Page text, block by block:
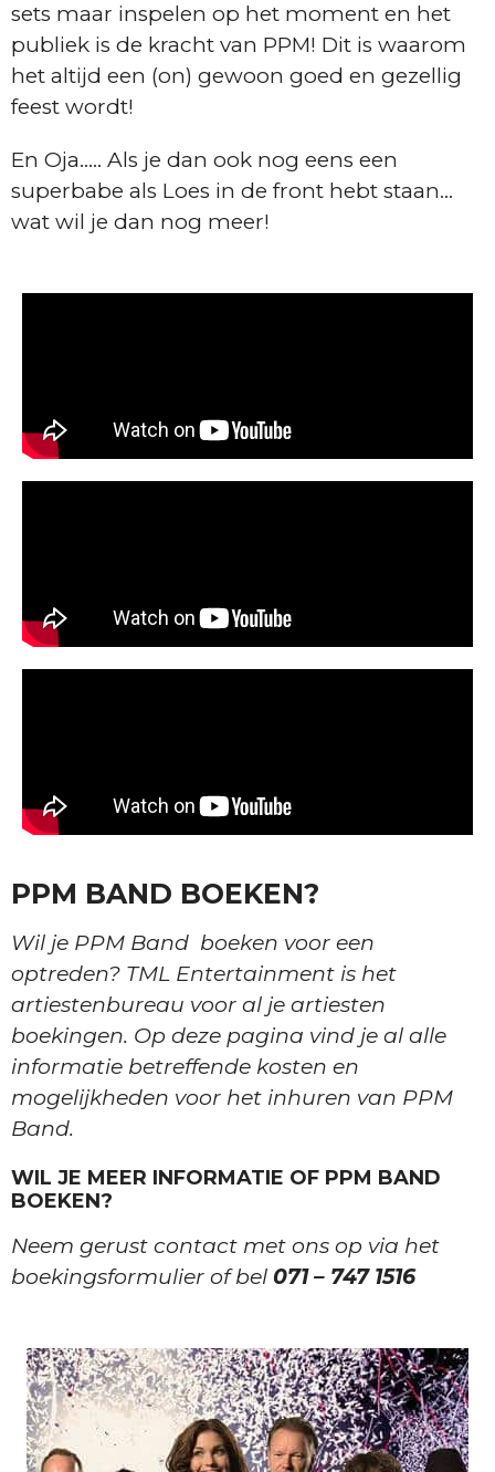
sets maar inspelen op het moment en het
publiek is de kracht van PPM! Dit is waarom
het altijd een (on) gewoon goed en gezellig
feest wordt!
En Oja….. Als je dan ook nog eens een
superbabe als Loes in de front hebt staan…
wat wil je dan nog meer!
PPM BAND BOEKEN?
Wil je PPM Band boeken voor een
optreden? TML Entertainment is het
artiestenbureau voor al je artiesten
boekingen. Op deze pagina vind je al alle
informatie betreffende kosten en
mogelijkheden voor het inhuren van PPM
Band.
WIL JE MEER INFORMATIE OF PPM BAND
BOEKEN?
Neem gerust contact met ons op via het
boekingsformulier of bel 071 – 747 1516